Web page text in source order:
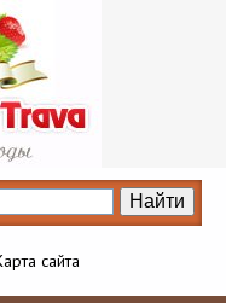
сайта